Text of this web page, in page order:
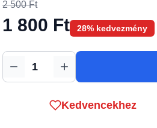
2 500 Ft
1 800 Ft 28% kedvezmény
Mennyiség
Kedvencekhez